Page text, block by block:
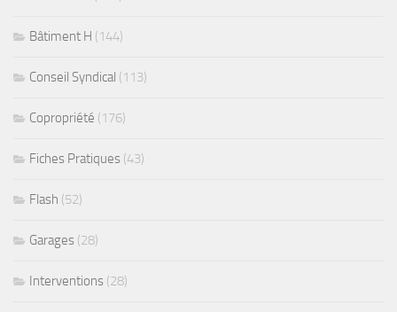
Bâtiment H (144)
Conseil Syndical (113)
Copropriété (176)
Fiches Pratiques (43)
Flash (52)
Garages (28)
Interventions (28)